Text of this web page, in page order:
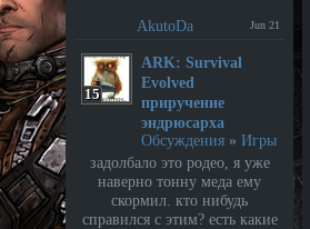
AkutoDa Jun 21
15
⁣ARK: Survival
Evolved
приручение
эндрюсарха
Обсуждения » Игры
задолбало это родео, я уже
наверно тонну меда ему
скормил. кто нибудь
справился с этим? есть какие